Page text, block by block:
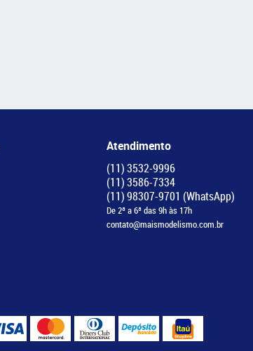
Atendimento
(11)3532-9996
(11)3586-7334
(11)98307-9701 (WhatsApp)
De 2ª a 6ª das 9h às 17h
contato@maismodelismo.com.br